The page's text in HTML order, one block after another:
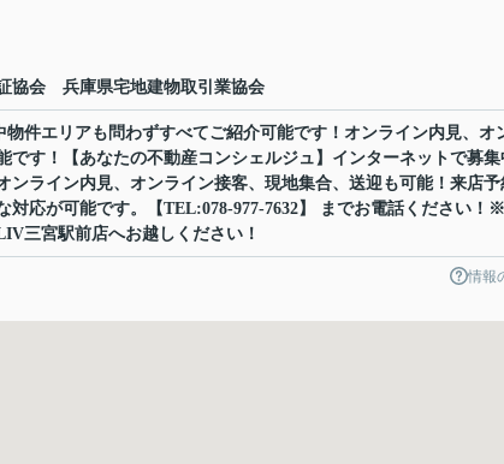
協会 兵庫県宅地建物取引業協会
件エリアも問わずすべてご紹介可能です！オンライン内見、オ
です！【あなたの不動産コンシェルジュ】インターネットで募集
ンライン内見、オンライン接客、現地集合、送迎も可能！来店予
対応が可能です。【TEL:078-977-7632】 までお電話ください！
三宮駅前店へお越しください！
情報